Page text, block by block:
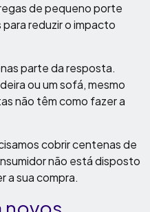
de pequeno porte
reduzir o impacto
parte da resposta.
ou um sofá, mesmo
não têm como fazer a
cobrir centenas de
não está disposto
a sua compra.